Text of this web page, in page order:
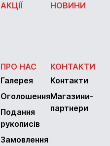
АКЦІЇ НОВИНИ
ПРО НАС
Галерея
Оголошення
Подання
рукописів
Замовлення
КОНТАКТИ
Контакти
Магазини-
партнери